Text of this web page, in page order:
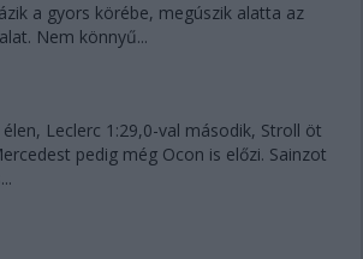
a gyors körébe, megúszik alatta az
Nem könnyű...
Leclerc 1:29,0-val második, Stroll öt
pedig még Ocon is előzi. Sainzot